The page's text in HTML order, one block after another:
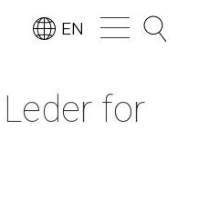
EN
for